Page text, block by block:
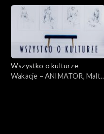
Wszystko o kulturze
Wakacje – ANIMATOR, Malta